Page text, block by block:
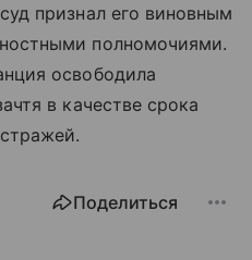
признал его виновным
полномочиями.
освободила
в качестве срока
Поделиться